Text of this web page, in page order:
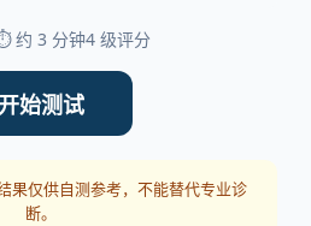
约 3 分钟4 级评分
开始测试
果仅供自测参考，不能替代专业诊
断。